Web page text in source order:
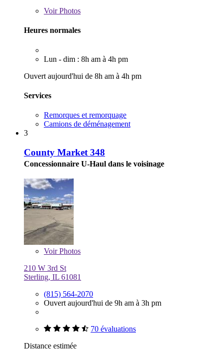
VoirPhotos
Heures normales
Lun - dim : 8h am à 4h pm
Ouvert aujourd'hui de 8h am à 4h pm
Services
Remorques et remorquage
Camions de déménagement
3
County Market 348
Concessionnaire U-Haul dans le voisinage
VoirPhotos
210 W 3rd St
Sterling, IL 61081
(815) 564-2070
Ouvert aujourd'hui de 9h am à 3h pm
70 évaluations
Distance estimée